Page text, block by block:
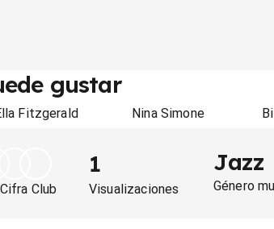
gustar
Fitzgerald Nina Simone
Club
1
Visualizaciones
Jazz
Género